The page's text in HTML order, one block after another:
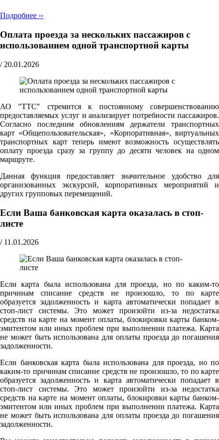
Подробнее ››
Оплата проезда за нескольких пассажиров с
использованием одной транспортной карты
/ 20.01.2026
АО "ТТС" стремится к постоянному совершенствованию
предоставляемых услуг и анализирует потребности пассажиров.
Согласно последним обновлениям держатели транспортных
карт «Общепользовательская», «Корпоративная», виртуальных
транспортных карт теперь имеют возможность осуществлять
оплату проезда сразу за группу до десяти человек на одном
маршруте.
Данная функция предоставляет значительное удобство для
организованных экскурсий, корпоративных мероприятий и
других групповых перемещений.
Если Ваша банковская карта оказалась в стоп-
листе
/ 11.01.2026
Если карта была использована для проезда, но по каким-то
причинам списание средств не произошло, то по карте
образуется задолженность и карта автоматически попадает в
стоп-лист системы. Это может произойти из-за недостатка
средств на карте на момент оплаты, блокировки карты банком-
эмитентом или иных проблем при выполнении платежа. Карта
не может быть использована для оплаты проезда до погашения
задолженности.
Если банковская карта была использована для проезда, но по
каким-то причинам списание средств не произошло, то по карте
образуется задолженность и карта автоматически попадает в
стоп-лист системы. Это может произойти из-за недостатка
средств на карте на момент оплаты, блокировки карты банком-
эмитентом или иных проблем при выполнении платежа. Карта
не может быть использована для оплаты проезда до погашения
задолженности.